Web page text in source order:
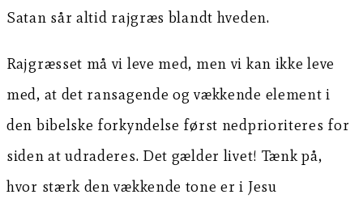
Satan sår altid rajgræs blandt hveden.
Rajgræsset må vi leve med, men vi kan ikke leve
med, at det ransagende og vækkende element i
den bibelske forkyndelse først nedprioriteres for
siden at udraderes. Det gælder livet! Tænk på,
hvor stærk den vækkende tone er i Jesu